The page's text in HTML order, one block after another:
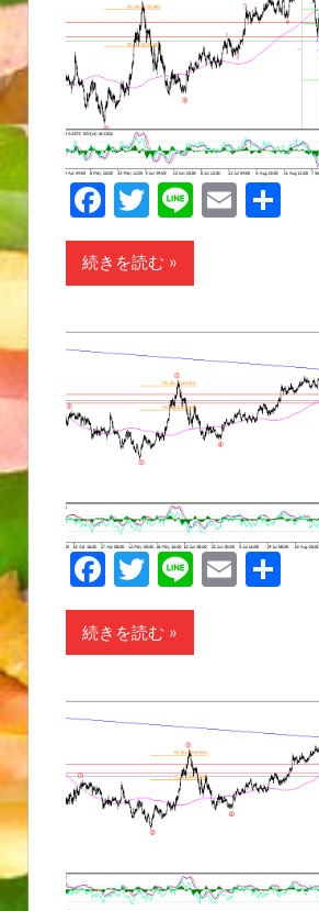
Facebook
Twitter
LineEmail
共
続きを読む
Facebook
Twitter
LineEmail
共
続きを読む